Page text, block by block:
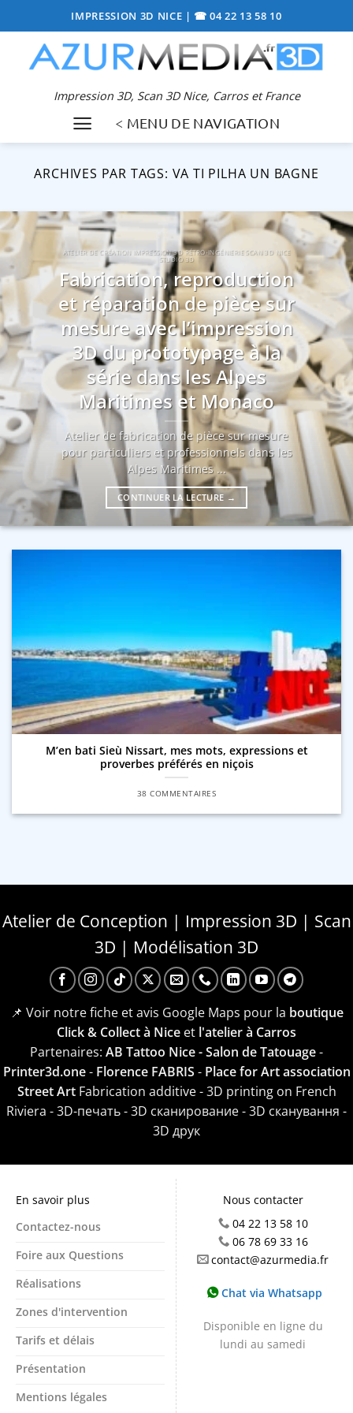
au
contenu
IMPRESSION 3D NICE | ☎ 04 22 13 58 10
Impression 3D, Scan 3D Nice, Carros et France
< MENU DE NAVIGATION
ARCHIVES PAR TAGS: VA TI PILHA UN BAGNE
ATELIER DE CRÉATION IMPRESSION 3D RÉTRO-INGÉNIERIE SCAN 3D NICE
STUDIO 3D
Fabrication, reproduction
et réparation de pièce sur
mesure avec l’impression
3D du prototypage à la
série dans les Alpes
Maritimes et Monaco
Atelier de fabrication de pièce sur mesure
pour particuliers et professionnels dans les
Alpes Maritimes ...
CONTINUER LA LECTURE →
M’en bati Sieù Nissart, mes mots, expressions et
proverbes préférés en niçois
38 COMMENTAIRES
Atelier de Conception | Impression 3D | Scan
3D | Modélisation 3D
📌 Voir notre fiche et avis Google Maps pour la boutique
Click & Collect à Nice et l'atelier à Carros
Partenaires: AB Tattoo Nice - Salon de Tatouage-
Printer3d.one- Florence FABRIS - Place for Art association
Street ArtFabrication additive - 3D printing on French
Riviera - 3D-печать - 3D сканирование - 3D сканування -
3D друк
En savoir plus
Contactez-nous
Foire aux Questions
Réalisations
Zones d'intervention
Tarifs et délais
Présentation
Mentions légales
Nous contacter
04 22 13 58 10
06 78 69 33 16
contact@azurmedia.fr
Chat via Whatsapp
Disponible en ligne du
lundi au samedi